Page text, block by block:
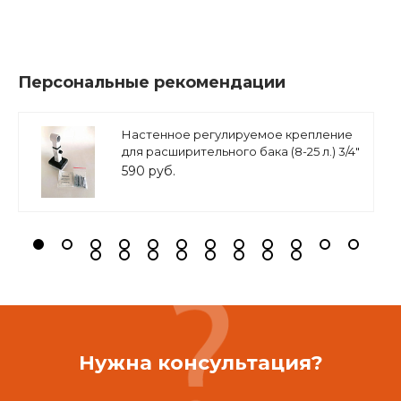
Персональные рекомендации
Настенное регулируемое крепление
для расширительного бака (8-25 л.) 3/4"
белое, ASKON
590 руб.
Нужна консультация?